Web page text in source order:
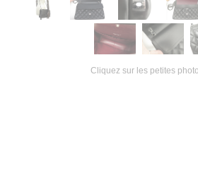
Cliquez sur les petites